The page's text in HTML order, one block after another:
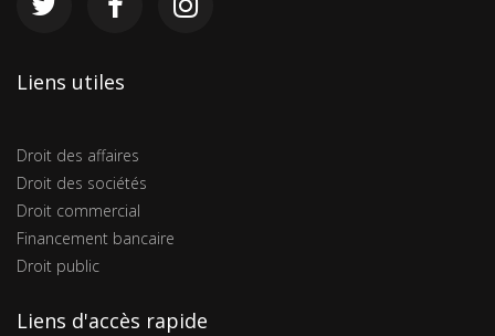
Liens utiles
Droit des affaires
Droit des sociétés
Droit commercial
Financement bancaire
Droit public
Liens d'accès rapide